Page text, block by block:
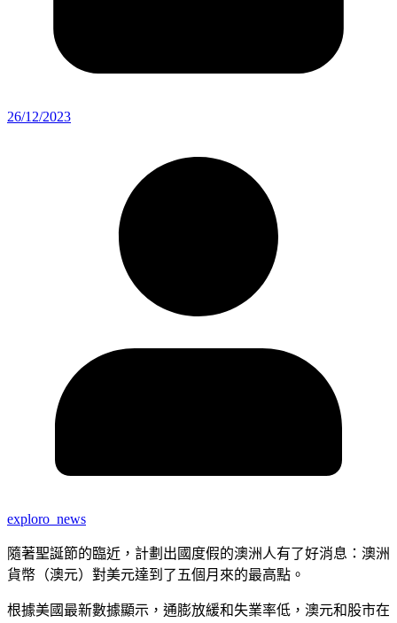
26/12/2023
exploro_news
隨著聖誕節的臨近，計劃出國度假的澳洲人有了好消息：澳洲
貨幣（澳元）對美元達到了五個月來的最高點。
根據美國最新數據顯示，通膨放緩和失業率低，澳元和股市在